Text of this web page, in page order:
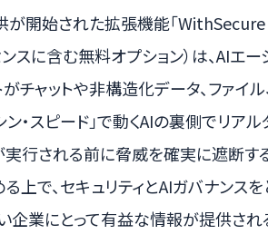
が開始された拡張機能「
に含む無料オプション）は、AIエー
チャットや非構造化データ、ファイル
・スピード」で動くAIの裏側でリア
実行される前に脅威を確実に遮断す
で、セキュリティとAIガバナンス
企業にとって有益な情報が提供され